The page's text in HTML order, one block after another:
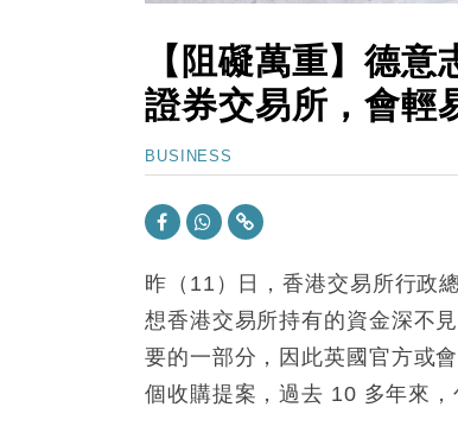
【阻礙萬重】德
證券交易所，會輕
BUSINESS
昨（11）日，香港交易所行政
想香港交易所持有的資金深不
要的一部分，因此英國官方或
個收購提案，過去 10 多年來